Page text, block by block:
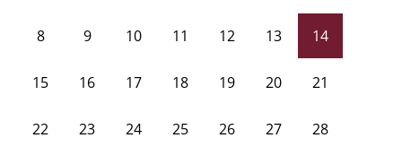
8 9 10 11 12 13 14
15 16 17 18 19 20 21
22 23 24 25 26 27 28